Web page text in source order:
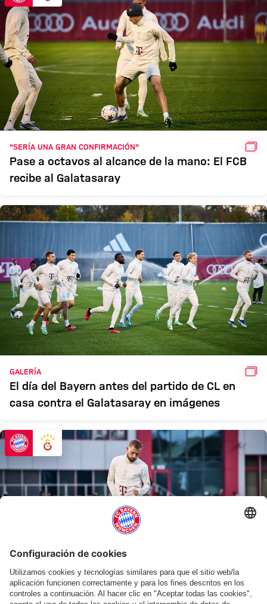
"SERÍA UNA GRAN CONFIRMACIÓN"
Pase a octavos al alcance de la mano: El FCB
recibe al Galatasaray
GALERÍA
El día del Bayern antes del partido de CL en
casa contra el Galatasaray en imágenes
EN DIFERIDO